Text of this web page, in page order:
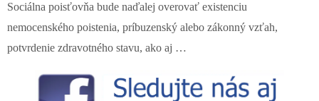
Sociálna poisťovňa bude naďalej overovať existenciu
nemocenského poistenia, príbuzenský alebo zákonný vzťah,
potvrdenie zdravotného stavu, ako aj …